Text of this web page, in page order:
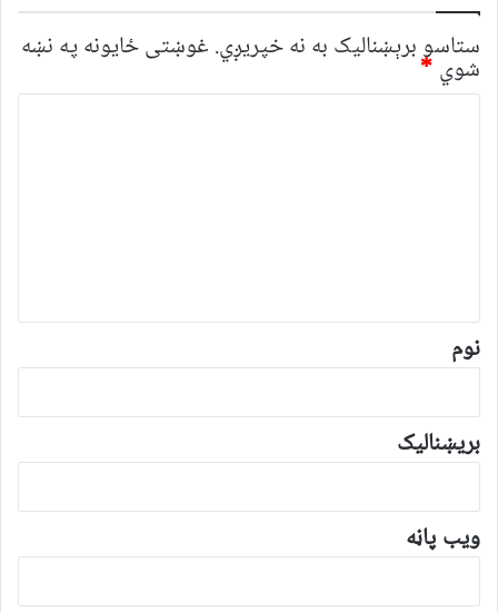
ستاسو برېښناليک به نه خپريږي. غوښتى ځایونه په نښه
شوي *
*
نوم
بریښنالیک
ویب پاڼه